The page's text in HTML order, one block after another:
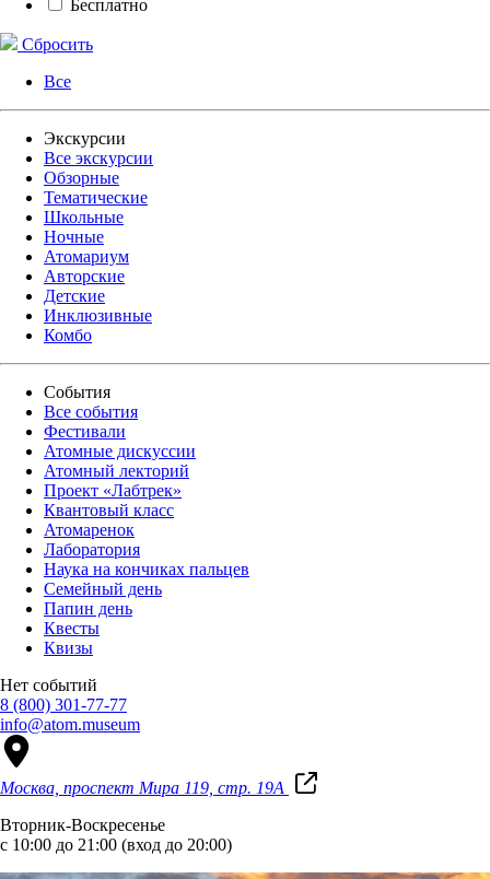
Бесплатно
Сбросить
Все
Экскурсии
Все экскурсии
Обзорные
Тематические
Школьные
Ночные
Атомариум
Авторские
Детские
Инклюзивные
Комбо
События
Все события
Фестивали
Атомные дискуссии
Атомный лекторий
Проект «Лабтрек»
Квантовый класс
Атомаренок
Лаборатория
Наука на кончиках пальцев
Семейный день
Папин день
Квесты
Квизы
Нет событий
8 (800) 301-77-77
info@atom.museum
Москва, проспект Мира 119, стр. 19А
Вторник-Воскресенье
с 10:00 до 21:00 (вход до 20:00)